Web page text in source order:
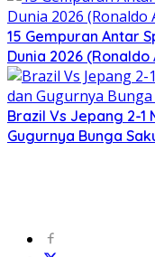
15 Gempuran Antar
Dunia 2026
Brazil Vs Jepang 2-1
Gugurnya Bunga